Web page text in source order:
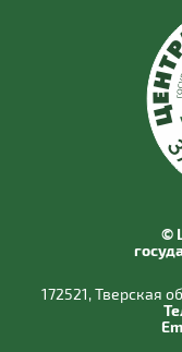
©
172521, Тверская